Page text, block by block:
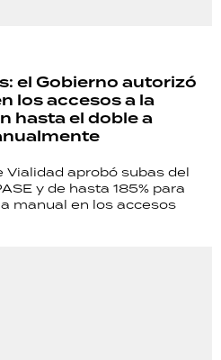
el Gobierno autorizó
los accesos a la
hasta el doble a
Vialidad aprobó subas del
y de hasta 185% para
manual en los accesos